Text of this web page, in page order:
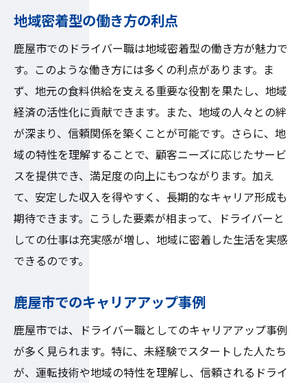
地域密着型の働き方の利点
鹿屋市でのドライバー職は地域密着型の働き方が魅力で
す。このような働き方には多くの利点があります。ま
ず、地元の食料供給を支える重要な役割を果たし、地域
経済の活性化に貢献できます。また、地域の人々との絆
が深まり、信頼関係を築くことが可能です。さらに、地
域の特性を理解することで、顧客ニーズに応じたサービ
スを提供でき、満足度の向上にもつながります。加え
て、安定した収入を得やすく、長期的なキャリア形成も
期待できます。こうした要素が相まって、ドライバーと
しての仕事は充実感が増し、地域に密着した生活を実感
できるのです。
鹿屋市でのキャリアアップ事例
鹿屋市では、ドライバー職としてのキャリアアップ事例
が多く見られます。特に、未経験でスタートした人たち
が、運転技術や地域の特性を理解し、信頼されるドライ